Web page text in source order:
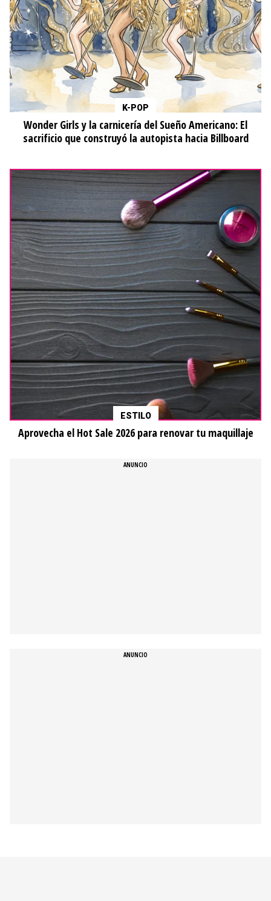
K-POP
Wonder Girls y la carnicería del Sueño Americano: El
sacrificio que construyó la autopista hacia Billboard
ESTILO
Aprovecha el Hot Sale 2026 para renovar tu maquillaje